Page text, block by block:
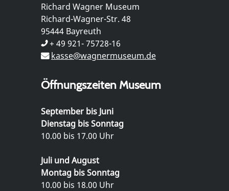
Richard Wagner Museum
Richard-Wagner-Str. 48
95444 Bayreuth
+ 49 921- 75728-16
kasse@wagnermuseum.de
Öffnungszeiten Museum
September bis Juni
Dienstag bis Sonntag
10.00 bis 17.00 Uhr
Juli und August
Montag bis Sonntag
10.00 bis 18.00 Uhr